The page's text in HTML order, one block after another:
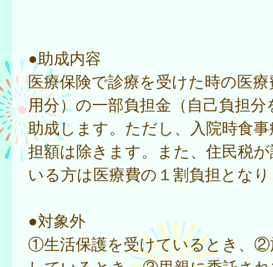
●助成内容
医療保険で診療を受けた時の医
用分）の一部負担金（自己負担
助成します。ただし、入院時食
担額は除きます。また、住民税
いる方は医療費の１割負担とな
●対象外
①生活保護を受けているとき、②